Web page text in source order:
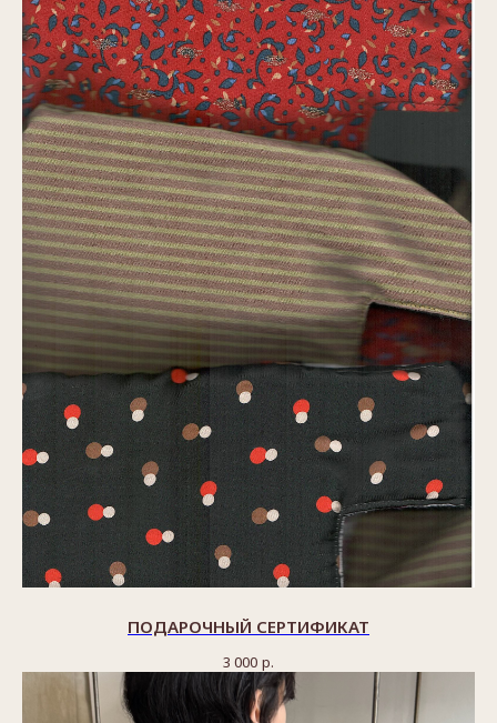
ПОДАРОЧНЫЙ СЕРТИФИКАТ
3 000 р.